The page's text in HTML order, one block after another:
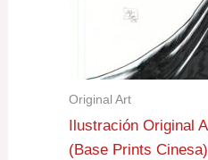
Original Art
Ilustración Original
(Base Prints Cinesa)